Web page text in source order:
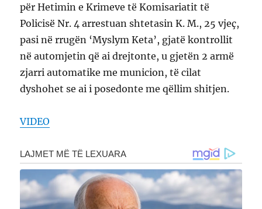
për Hetimin e Krimeve të Komisariatit të
Policisë Nr. 4 arrestuan shtetasin K. M., 25 vjeç,
pasi në rrugën ‘Myslym Keta’, gjatë kontrollit
në automjetin që ai drejtonte, u gjetën 2 armë
zjarri automatike me municion, të cilat
dyshohet se ai i posedonte me qëllim shitjen.
VIDEO